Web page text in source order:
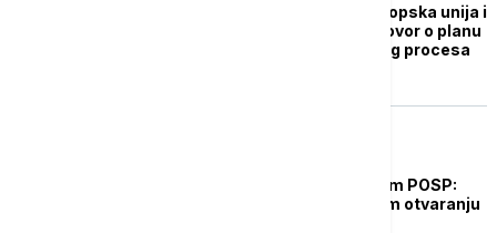
Plan od 10 tačaka: Evropska unija i
Ukrajina postigle dogovor o planu
za ubrzanje pristupnog procesa
Brnabić sa delegacijom POSP:
Nadam se što skorijem otvaranju